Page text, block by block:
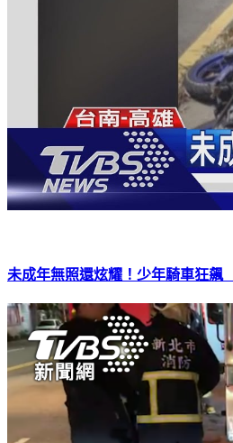
未成年無照還炫耀！少年騎車狂